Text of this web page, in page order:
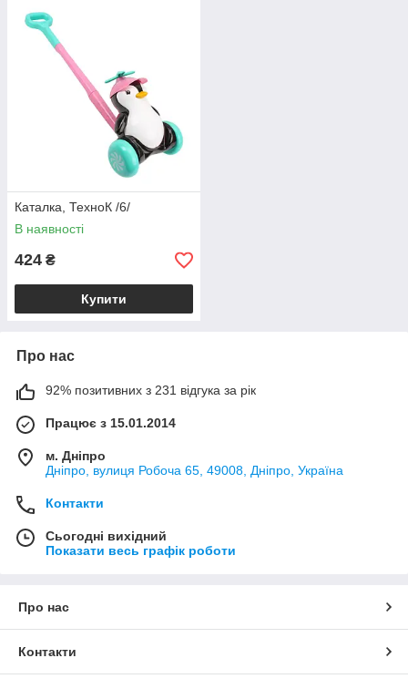
Каталка, ТехноК /6/
В наявності
424 ₴
Купити
Про нас
92% позитивних з 231 відгука за рік
Працює з 15.01.2014
м. Дніпро
Дніпро, вулиця Робоча 65, 49008, Дніпро, Україна
Контакти
Сьогодні вихідний
Показати весь графік роботи
Про нас
Контакти